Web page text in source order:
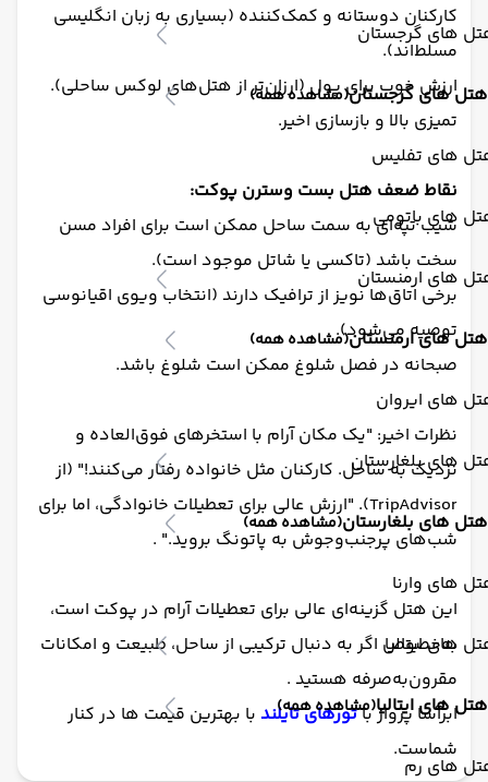
های گرجستان
هتل های گرجستان(مشاهده همه)
های تفلیس
های باتومی
های ارمنستان
هتل های ارمنستان(مشاهده همه)
های ایروان
های بلغارستان
هتل های بلغارستان(مشاهده همه)
های وارنا
های ایتالیا
هتل های ایتالیا(مشاهده همه)
های رم
کارکنان دوستانه و کمک‌کننده (بسیاری به زبان انگلیسی
مسلط‌اند).
ارزش خوب برای پول (ارزان‌تر از هتل‌های لوکس ساحلی).
تمیزی بالا و بازسازی اخیر.
نقاط ضعف هتل بست وسترن پوکت:
شیب تپه‌ای به سمت ساحل ممکن است برای افراد مسن
سخت باشد (تاکسی یا شاتل موجود است).
برخی اتاق‌ها نویز از ترافیک دارند (انتخاب ویوی اقیانوسی
توصیه می‌شود).
صبحانه در فصل شلوغ ممکن است شلوغ باشد.
نظرات اخیر: "یک مکان آرام با استخرهای فوق‌العاده و
نزدیک به ساحل. کارکنان مثل خانواده رفتار می‌کنند!" (از
TripAdvisor). "ارزش عالی برای تعطیلات خانوادگی، اما برای
شب‌های پرجنب‌وجوش به پاتونگ بروید." .
این هتل گزینه‌ای عالی برای تعطیلات آرام در پوکت است،
به‌خصوص اگر به دنبال ترکیبی از ساحل، طبیعت و امکانات
مقرون‌به‌صرفه هستید .
ابرآسا پرواز باتورهای تایلند با بهترین قیمت ها در کنار
شماست.